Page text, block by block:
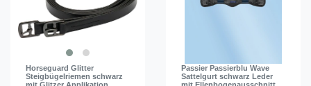
Horseguard Glitter
Steigbügelriemen schwarz
mit Glitzer Applikation
Passier Passierblu Wave
Sattelgurt schwarz Leder
mit Ellenbogenausschnitt